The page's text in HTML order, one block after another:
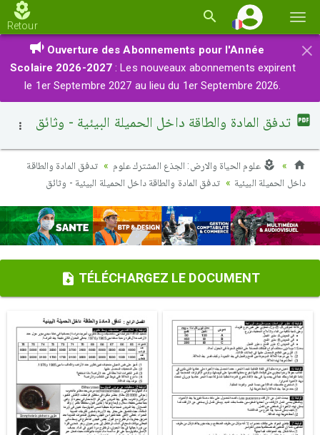
la
Retour
×
Ouverture des Abonnements pour l'Année
Scolaire 2026-2027 : Les nouveaux abonnements expirent
le 1er Septembre 2027 au lieu du 1er Septembre 2026.
تدفق المادة والطاقة داخل الحميلة البيئية - وثائق
علوم الحياة والارض: الجذع المشترك علوم
تدفق المادة والطاقة
داخل الحميلة البيئية
تدفق المادة والطاقة داخل الحميلة البيئية - وثائق
TÉLÉCHARGEZ LE DOCUMENT